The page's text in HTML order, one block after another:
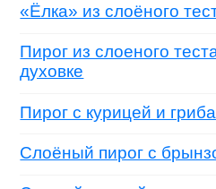
«Ёлка» из слоёного
Пирог из слоеного
духовке
Пирог с курицей и
Слоёный пирог с